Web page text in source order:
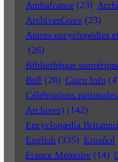
Ambafrance (23)
ArchivesGouv (23)
Autres encyclopédies
(26)
Bibliothèque
BnF (28) Cairn Info
Célébrations
Archives) (142)
Encyclopædia
English (335) Español
France Mémoire (14)